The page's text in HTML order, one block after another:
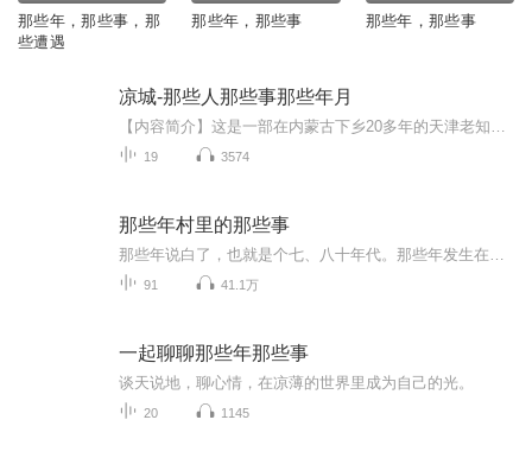
那些年，那些事，那
些遭遇
那些年，那些事 那些年，那些事
凉城-那些人那些事那些年月
19 3574
那些年村里的那些事
91 41.1万
一起聊聊那些年那些事
谈天说地，聊心情，在凉薄的世界里成为自己的光。
20 1145